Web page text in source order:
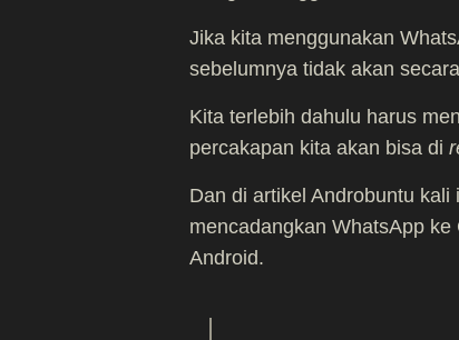
Jika kita menggunakan
sebelumnya tidak akan
Kita terlebih dahulu harus
percakapan kita akan bisa di
Dan di artikel Androbuntu
mencadangkan WhatsApp
Android.